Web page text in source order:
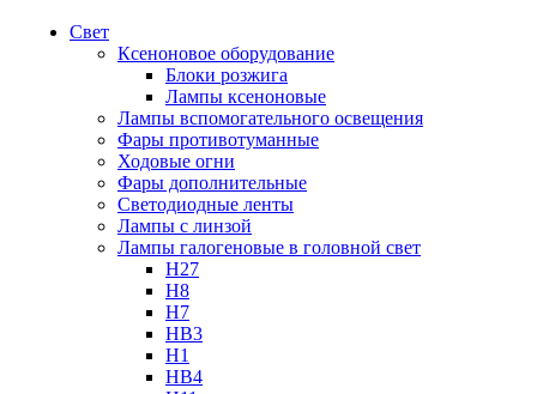
Свет
Ксеноновое оборудование
Блоки розжига
Лампы ксеноновые
Лампы вспомогательного освещения
Фары противотуманные
Ходовые огни
Фары дополнительные
Светодиодные ленты
Лампы с линзой
Лампы галогеновые в головной свет
H27
H8
H7
HB3
H1
HB4